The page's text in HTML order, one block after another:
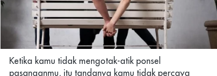
Ketika kamu tidak mengotak-atik ponsel
pasanganmu, itu tandanya kamu tidak percaya